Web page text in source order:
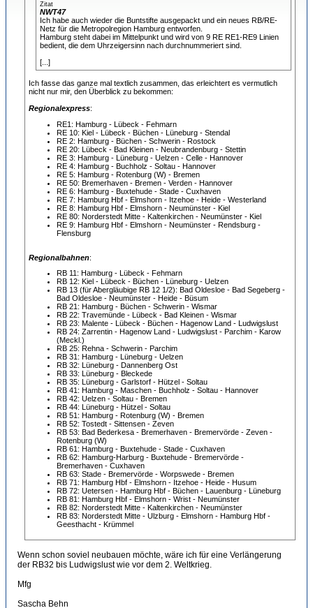
Zitat
NWT47
Ich habe auch wieder die Buntstifte ausgepackt und ein neues RB/RE-
Netz für die Metropolregion Hamburg entworfen.
Hamburg steht dabei im Mittelpunkt und wird von 9 RE RE1-RE9 Linien
bedient, die dem Uhrzeigersinn nach durchnummeriert sind.
[...]
Ich fasse das ganze mal textlich zusammen, das erleichtert es vermutlich
nicht nur mir, den Überblick zu bekommen:
Regionalexpress:
RE1: Hamburg - Lübeck - Fehmarn
RE 10: Kiel - Lübeck - Büchen - Lüneburg - Stendal
RE 2: Hamburg - Büchen - Schwerin - Rostock
RE 20: Lübeck - Bad Kleinen - Neubrandenburg - Stettin
RE 3: Hamburg - Lüneburg - Uelzen - Celle - Hannover
RE 4: Hamburg - Buchholz - Soltau - Hannover
RE 5: Hamburg - Rotenburg (W) - Bremen
RE 50: Bremerhaven - Bremen - Verden - Hannover
RE 6: Hamburg - Buxtehude - Stade - Cuxhaven
RE 7: Hamburg Hbf - Elmshorn - Itzehoe - Heide - Westerland
RE 8: Hamburg Hbf - Elmshorn - Neumünster - Kiel
RE 80: Norderstedt Mitte - Kaltenkirchen - Neumünster - Kiel
RE 9: Hamburg Hbf - Elmshorn - Neumünster - Rendsburg -
Flensburg
Regionalbahnen:
RB 11: Hamburg - Lübeck - Fehmarn
RB 12: Kiel - Lübeck - Büchen - Lüneburg - Uelzen
RB 13 (für Abergläubige RB 12 1/2): Bad Oldesloe - Bad Segeberg -
Bad Oldesloe - Neumünster - Heide - Büsum
RB 21: Hamburg - Büchen - Schwerin - Wismar
RB 22: Travemünde - Lübeck - Bad Kleinen - Wismar
RB 23: Malente - Lübeck - Büchen - Hagenow Land - Ludwigslust
RB 24: Zarrentin - Hagenow Land - Ludwigslust - Parchim - Karow
(Meckl.)
RB 25: Rehna - Schwerin - Parchim
RB 31: Hamburg - Lüneburg - Uelzen
RB 32: Lüneburg - Dannenberg Ost
RB 33: Lüneburg - Bleckede
RB 35: Lüneburg - Garlstorf - Hützel - Soltau
RB 41: Hamburg - Maschen - Buchholz - Soltau - Hannover
RB 42: Uelzen - Soltau - Bremen
RB 44: Lüneburg - Hützel - Soltau
RB 51: Hamburg - Rotenburg (W) - Bremen
RB 52: Tostedt - Sittensen - Zeven
RB 53: Bad Bederkesa - Bremerhaven - Bremervörde - Zeven -
Rotenburg (W)
RB 61: Hamburg - Buxtehude - Stade - Cuxhaven
RB 62: Hamburg-Harburg - Buxtehude - Bremervörde -
Bremerhaven - Cuxhaven
RB 63: Stade - Bremervörde - Worpswede - Bremen
RB 71: Hamburg Hbf - Elmshorn - Itzehoe - Heide - Husum
RB 72: Uetersen - Hamburg Hbf - Büchen - Lauenburg - Lüneburg
RB 81: Hamburg Hbf - Elmshorn - Wrist - Neumünster
RB 82: Norderstedt Mitte - Kaltenkirchen - Neumünster
RB 83: Norderstedt Mitte - Ulzburg - Elmshorn - Hamburg Hbf -
Geesthacht - Krümmel
Wenn schon soviel neubauen möchte, wäre ich für eine Verlängerung
der RB32 bis Ludwigslust wie vor dem 2. Weltkrieg.
Mfg
Sascha Behn